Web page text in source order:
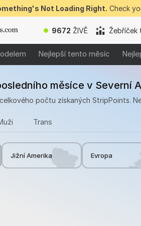
Not Loading Right. Check
9672 ŽIVĚ Žebříček
Nejlepší tento měsíc
měsíce v Severní
počtu získaných StripPoints.
Trans
Jižní Amerika Evropa